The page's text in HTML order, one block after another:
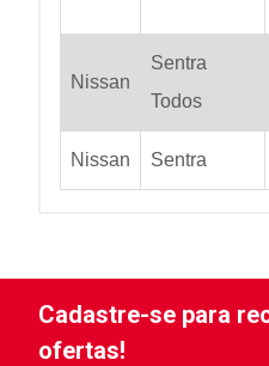
Nissan
Sentra
Todos
Nissan Sentra
Cadastre-se para
ofertas!